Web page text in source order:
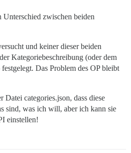
zwischen beiden
und keiner dieser beiden
Kategoriebeschreibung (oder dem
Das Problem des OP bleibt
categories.json, dass diese
sind, was ich will, aber ich kann sie
einstellen!